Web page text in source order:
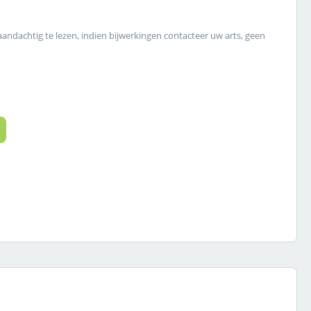
te lezen, indien bijwerkingen contacteer uw arts, geen
gewenste hoeveelheid in of